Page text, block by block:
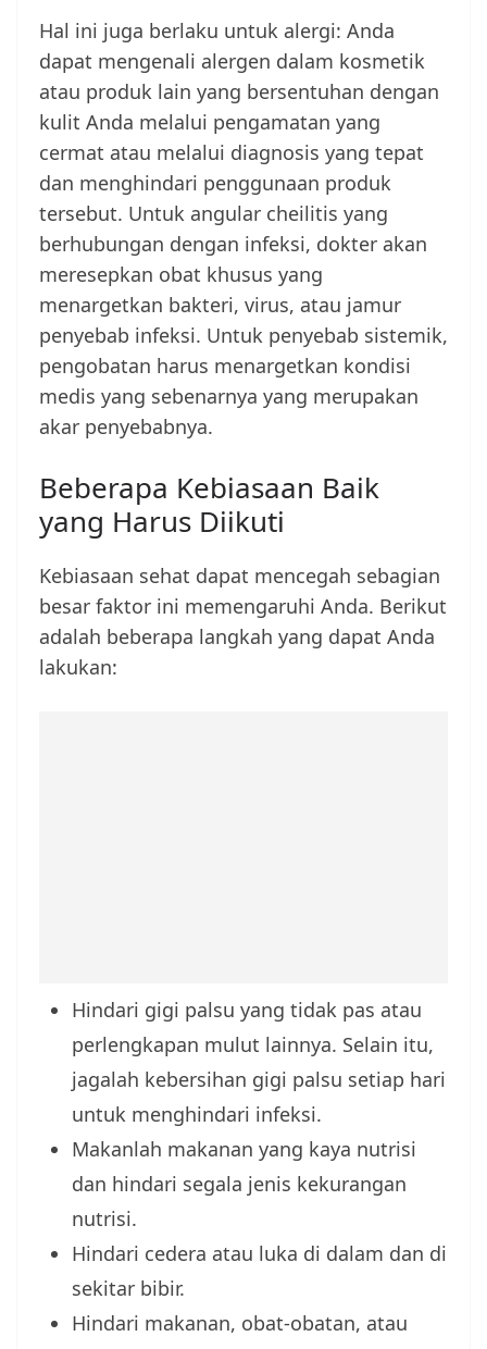
Hal ini juga berlaku untuk alergi: Anda
dapat mengenali alergen dalam kosmetik
atau produk lain yang bersentuhan dengan
kulit Anda melalui pengamatan yang
cermat atau melalui diagnosis yang tepat
dan menghindari penggunaan produk
tersebut. Untuk angular cheilitis yang
berhubungan dengan infeksi, dokter akan
meresepkan obat khusus yang
menargetkan bakteri, virus, atau jamur
penyebab infeksi. Untuk penyebab sistemik,
pengobatan harus menargetkan kondisi
medis yang sebenarnya yang merupakan
akar penyebabnya.
Beberapa Kebiasaan Baik
yang Harus Diikuti
Kebiasaan sehat dapat mencegah sebagian
besar faktor ini memengaruhi Anda. Berikut
adalah beberapa langkah yang dapat Anda
lakukan:
Hindari gigi palsu yang tidak pas atau
perlengkapan mulut lainnya. Selain itu,
jagalah kebersihan gigi palsu setiap hari
untuk menghindari infeksi.
Makanlah makanan yang kaya nutrisi
dan hindari segala jenis kekurangan
nutrisi.
Hindari cedera atau luka di dalam dan di
sekitar bibir.
Hindari makanan, obat-obatan, atau